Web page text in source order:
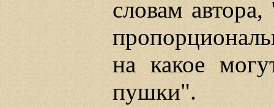
словам
на какое
пушки".